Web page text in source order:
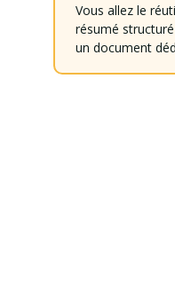
Vous allez le
résumé
un document